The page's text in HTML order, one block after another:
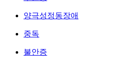
양극성정동장애
중독
불안증